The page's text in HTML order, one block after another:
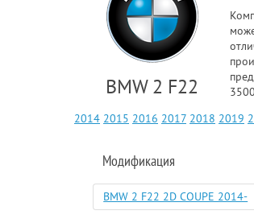
BMW 2 F22
2014 2015 2016 2017 2018 2019
Модификация
BMW 2 F22 2D COUPE 2014-